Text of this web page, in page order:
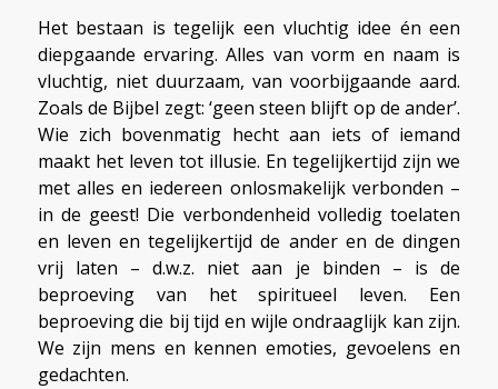
Het bestaan is tegelijk een vluchtig idee én een
diepgaande ervaring. Alles van vorm en naam is
vluchtig, niet duurzaam, van voorbijgaande aard.
Zoals de Bijbel zegt: ‘geen steen blijft op de ander’.
Wie zich bovenmatig hecht aan iets of iemand
maakt het leven tot illusie. En tegelijkertijd zijn we
met alles en iedereen onlosmakelijk verbonden –
in de geest! Die verbondenheid volledig toelaten
en leven en tegelijkertijd de ander en de dingen
vrij laten – d.w.z. niet aan je binden – is de
beproeving van het spiritueel leven. Een
beproeving die bij tijd en wijle ondraaglijk kan zijn.
We zijn mens en kennen emoties, gevoelens en
gedachten.